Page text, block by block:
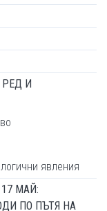
И
явления
МАЙ:
ПО ПЪТЯ НА